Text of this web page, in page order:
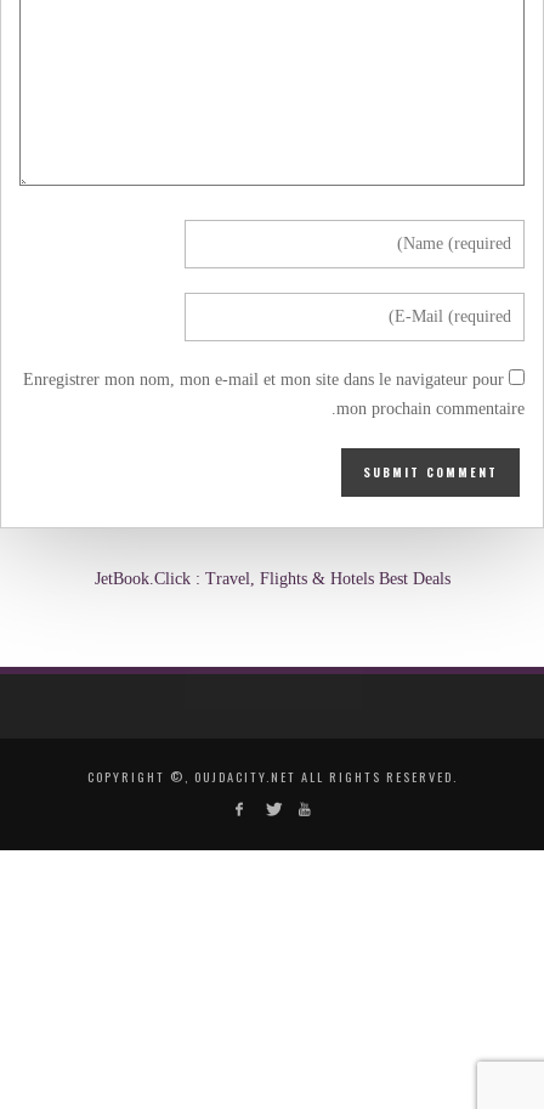
Enregistrer mon nom, mon e-mail et mon site dans le navigateur pour
mon prochain commentaire.
JetBook.Click : Travel, Flights & Hotels Best Deals
COPYRIGHT ©, OUJDACITY.NET ALL RIGHTS RESERVED.